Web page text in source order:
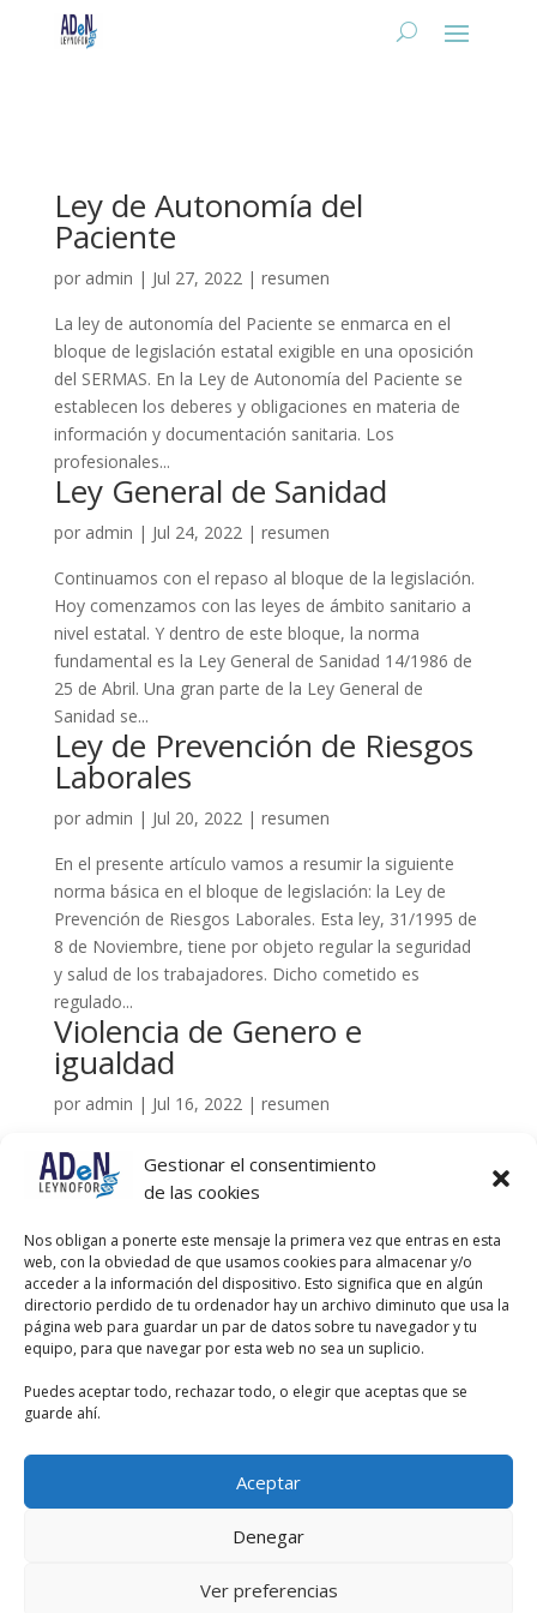
Gestionar el consentimiento
de las cookies
Nos obligan a ponerte este mensaje la primera vez que entras en esta
web, con la obviedad de que usamos cookies para almacenar y/o
acceder a la información del dispositivo. Esto significa que en algún
directorio perdido de tu ordenador hay un archivo diminuto que usa la
página web para guardar un par de datos sobre tu navegador y tu
equipo, para que navegar por esta web no sea un suplicio.
Puedes aceptar todo, rechazar todo, o elegir que aceptas que se
guarde ahí.
Aceptar
Denegar
Ver preferencias
Ley de Autonomía del
Paciente
por admin | Jul 27, 2022| resumen
La ley de autonomía del Paciente se enmarca en el
bloque de legislación estatal exigible en una oposición
del SERMAS. En la Ley de Autonomía del Paciente se
establecen los deberes y obligaciones en materia de
información y documentación sanitaria. Los
profesionales...
Ley General de Sanidad
por admin | Jul 24, 2022| resumen
Continuamos con el repaso al bloque de la legislación.
Hoy comenzamos con las leyes de ámbito sanitario a
nivel estatal. Y dentro de este bloque, la norma
fundamental es la Ley General de Sanidad 14/1986 de
25 de Abril. Una gran parte de la Ley General de
Sanidad se...
Ley de Prevención de Riesgos
Laborales
por admin | Jul 20, 2022| resumen
En el presente artículo vamos a resumir la siguiente
norma básica en el bloque de legislación: la Ley de
Prevención de Riesgos Laborales. Esta ley, 31/1995 de
8 de Noviembre, tiene por objeto regular la seguridad
y salud de los trabajadores. Dicho cometido es
regulado...
Violencia de Genero e
igualdad
por admin | Jul 16, 2022| resumen
En el artículo de hoy vamos a resumir la legislación
existente sobre violencia de género e igualdad. Esta
legislación es exigible en el ámbito de la legislación de
la normativa estatal no sanitaria. Bajo este epígrafe,
tenemos dos leyes: Ley Orgánica 1/2004 de 28 de...
La constitución Española
poradmin|Jul 13, 2022|resumen
mostramos cómo preparamos nuestras clases. En el
Oposición del SERMAS. Hoy comenzaremos con el
primer bloque: la Legislación. En especial con su norma
fundamental: la...
« Entradas más antiguas